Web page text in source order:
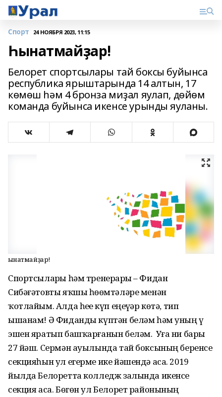
Спорт 24 НОЯБРЯ 2023, 11:15
Һынатмайҙар!
Белорет спортсылары тай боксы буйынса
республика ярыштарында 14 алтын, 17
көмөш һәм 4 бронза миҙал яулап, дөйөм
команда буйынса икенсе урынды яуланы.
Һынатмайҙар!
Спортсыларҙы һәм тренерҙары – Фидан
Сибәғәтовты яҡшы һөҙөмтәләре менән
ҡотлайым. Алда һеҙҙе күп еңеүҙәр көтә, тип
ышанам! Ә Фиданды күптән беләм һәм уның үҙ
эшен яратып башҡарғанын беләм. Уға ни бары
27 йәш. Сермән ауылында тай боксының беренсе
секцияһын ул егерме ике йәшендә аса. 2019
йылда Белоретта колледж залында икенсе
секция аса. Бөгөн ул Белорет районының